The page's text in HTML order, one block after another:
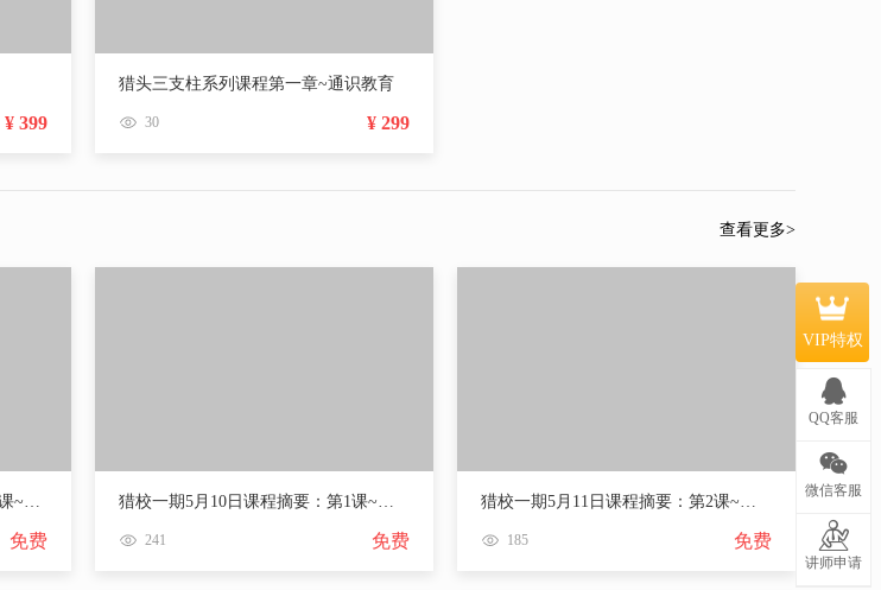
目、招聘体系建设类项目，职涯规划或创业咨询类项
目。
体验式教学为主，以工具，模型及案例为课程导
¥ 399
猎头三支柱系列课程第一章~通识教育
30 ¥ 299
查看更多>
免费 241 免费 185 免费
VIP特权
QQ客服
微信客服
讲师申请